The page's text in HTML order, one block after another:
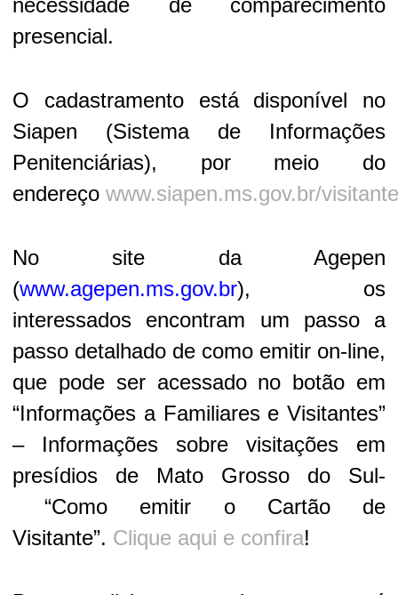
necessidade de comparecimento
presencial.
O cadastramento está disponível no
Siapen (Sistema de Informações
Penitenciárias), por meio do
endereço www.siapen.ms.gov.br/visitante
No site da Agepen
(www.agepen.ms.gov.br), os
interessados encontram um passo a
passo detalhado de como emitir on-line,
que pode ser acessado no botão em
“Informações a Familiares e Visitantes”
– Informações sobre visitações em
presídios de Mato Grosso do Sul-
“Como emitir o Cartão de
Visitante”. Clique aqui e confira!